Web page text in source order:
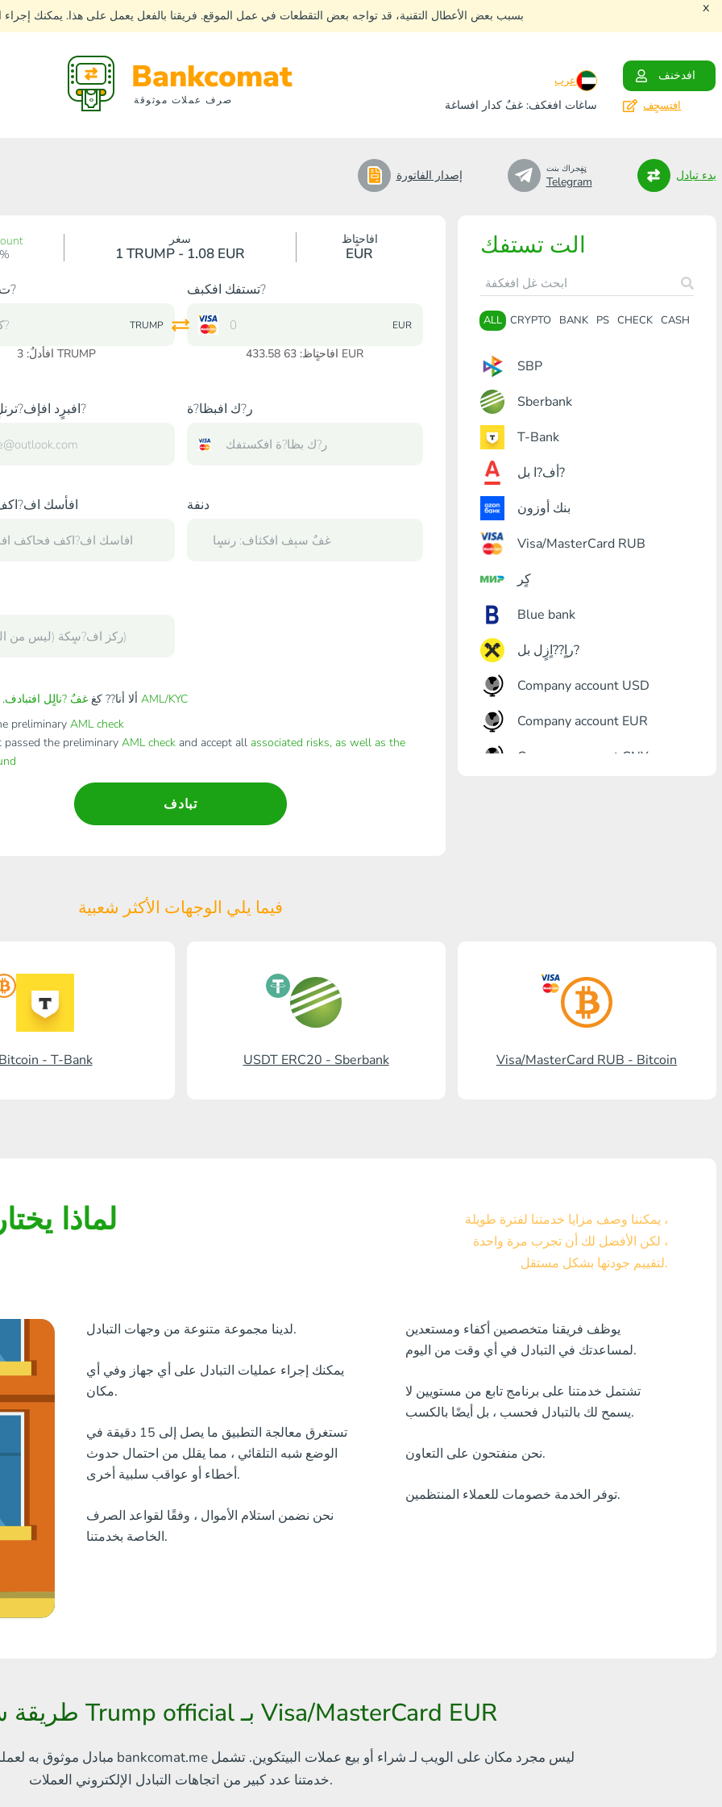
بسبب بعض الأعطال التقنية، قد تواجه بعض التقطعات في عمل الموقع. فريقنا بالفعل يعمل على هذا. يمكنك x
Bankcomat
صرف عملات موثوقة
عرب
افدخنف
ساغات افغكف: غفٌ كدار افساغة
افتسجٍف
إصدار الفاتورة تٍفٍجراك بنت
Telegram بدء تبادل
الت تستفك
ALL CRYPTO BANK PS CHECK CASH
SBP
Sberbank
T-Bank
أف?ا بل?
بنك أوزون
Visa/MasterCard RUB
كٍر
Blue bank
راٍ??اٍزٍل بل?
Company account USD
Company account EUR
Company account CNY
Visa/MasterCard KGS
بل? منك ?رٍدٍت
أٍ بل? فٍن كنفدن?
أٍ بل? سنك ?ر?ٍزٍ
أٍ بل? بافسنك افأنزب?ٍة
أٍ بل? فارٍ جنرجٍ
Visa/MasterCard MDL
سغر
1 TRUMP - 1.08 EUR
افاحتٍاظ
EUR
ت?دك افكبف?
TRUMP
افأدلٌ: 3 TRUMP
تستفك افكبف?
EUR
افاحتٍاظ: 63 433.58 EUR
افبرٍد افإف?ترنلٍ افخاص ب? ر?ك افبظا?ة
افأسك دنفة
ألا أنا?? كغغفٌ ?نالٍل افتبادف
AML/KYC
preliminary AML check
the preliminary AML checkand accept all associated risks, as well as the
تبادف
فيما يلي الوجهات الأكثر شعبية
Bitcoin - T-Bank USDT ERC20 - Sberbank Visa/MasterCard RUB - Bitcoin
لماذا
يمكننا وصف مزايا خدمتنا لفترة طويلة ،
لكن الأفضل لك أن تجرب مرة واحدة ،
لتقييم جودتها بشكل مستقل.
لدينا مجموعة متنوعة من وجهات التبادل.
يمكنك إجراء عمليات التبادل على أي جهاز وفي أي
مكان.
تستغرق معالجة التطبيق ما يصل إلى 15 دقيقة في
الوضع شبه التلقائي ، مما يقلل من احتمال حدوث
أخطاء أو عواقب سلبية أخرى.
نحن نضمن استلام الأموال ، وفقًا لقواعد الصرف
الخاصة بخدمتنا.
يوظف فريقنا متخصصين أكفاء ومستعدين
لمساعدتك في التبادل في أي وقت من اليوم.
تشتمل خدمتنا على برنامج تابع من مستويين لا
يسمح لك بالتبادل فحسب ، بل أيضًا بالكسب.
نحن منفتحون على التعاون.
توفر الخدمة خصومات للعملاء المنتظمين.
طريقة سهلة لاستبدال Trump official بـ Visa/MasterCard EUR
bankcomat.me ليس مجرد مكان على الويب لـشراء أو بيع عملات البيتكوين. تشمل
خدمتنا عدد كبير من اتجاهات التبادل الإلكتروني العملات.